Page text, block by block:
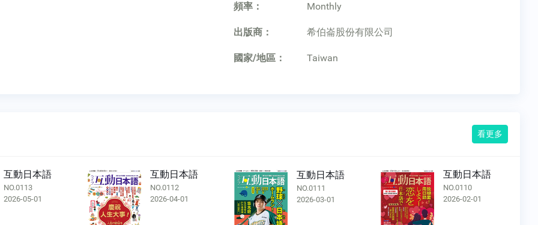
頻率： Monthly
出版商： 希伯崙股份有限公司
國家/地區： Taiwan
看更多
互動日本語
NO.0113
2026-05-01
互動日本語
NO.0112
2026-04-01
互動日本語
NO.0111
2026-03-01
互動日本語
NO.0110
2026-02-01